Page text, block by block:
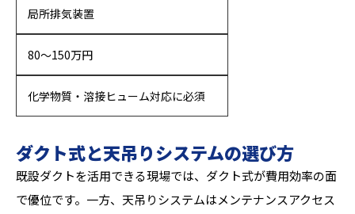
局所排気装置
80〜150万円
化学物質・溶接ヒューム対応に必須
ダクト式と天吊りシステムの選び方
既設ダクトを活用できる現場では、ダクト式が費用効率の面
で優位です。一方、天吊りシステムはメンテナンスアクセス